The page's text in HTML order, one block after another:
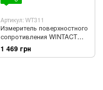
Артикул: WT311
Измеритель поверхностного
сопротивления WINTACT
WT311
1 469 грн